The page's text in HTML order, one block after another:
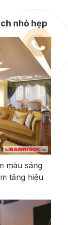
nhỏ hẹp
màu sáng
tăng hiệu